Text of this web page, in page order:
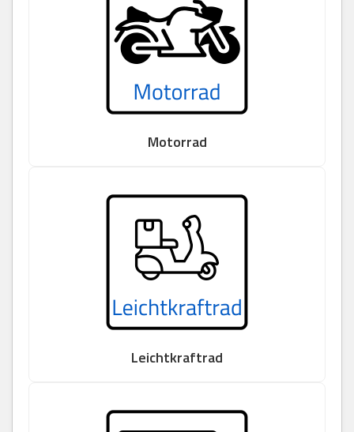
Motorrad
Leichtkraftrad